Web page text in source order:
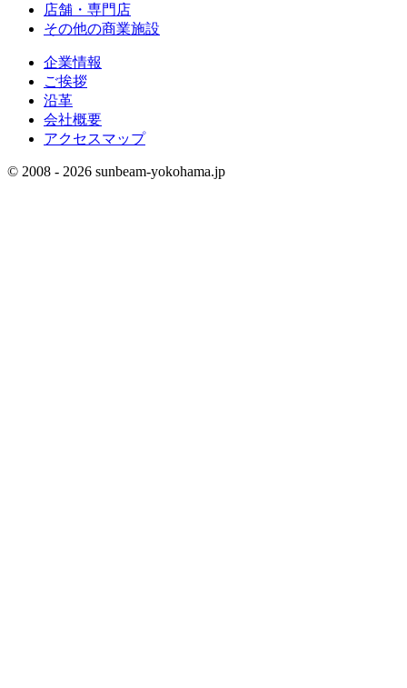
店舗・専門店
その他の商業施設
企業情報
ご挨拶
沿革
会社概要
アクセスマップ
© 2008 - 2026 sunbeam-yokohama.jp